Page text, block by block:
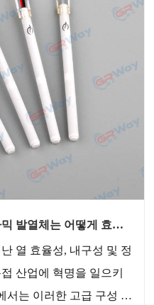
발열체는 어떻게 효율
열 효율성, 내구성 및 정
산업에 혁명을 일으키
서는 이러한 고급 구성 요